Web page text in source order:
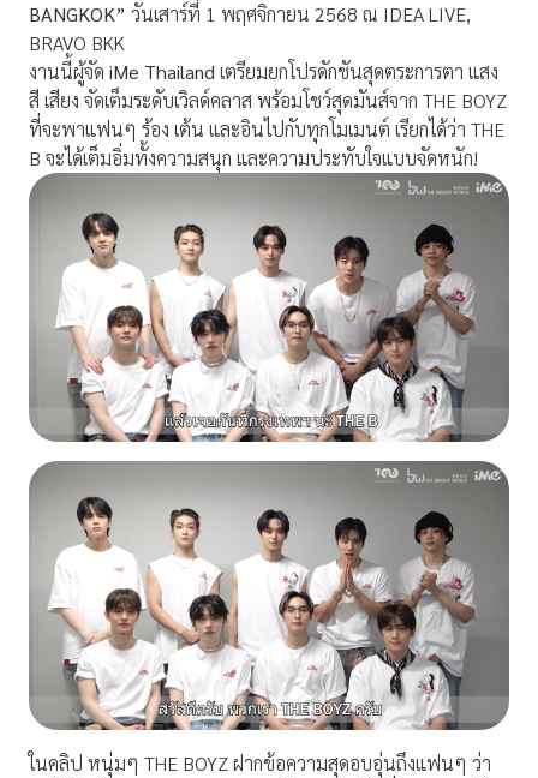
BANGKOK” วันเสาร์ที่ 1 พฤศจิกายน 2568 ณ IDEA LIVE,
BRAVO BKK
งานนี้ผู้จัด iMe Thailand เตรียมยกโปรดักชันสุดตระการตา แสง
สี เสียง จัดเต็มระดับเวิลด์คลาส พร้อมโชว์สุดมันส์จาก THE BOYZ
ที่จะพาแฟนๆ ร้อง เต้น และอินไปกับทุกโมเมนต์ เรียกได้ว่า THE
B จะได้เต็มอิ่มทั้งความสนุก และความประทับใจแบบจัดหนัก!
ในคลิป หนุ่มๆ THE BOYZ ฝากข้อความสุดอบอุ่นถึงแฟนๆ ว่า